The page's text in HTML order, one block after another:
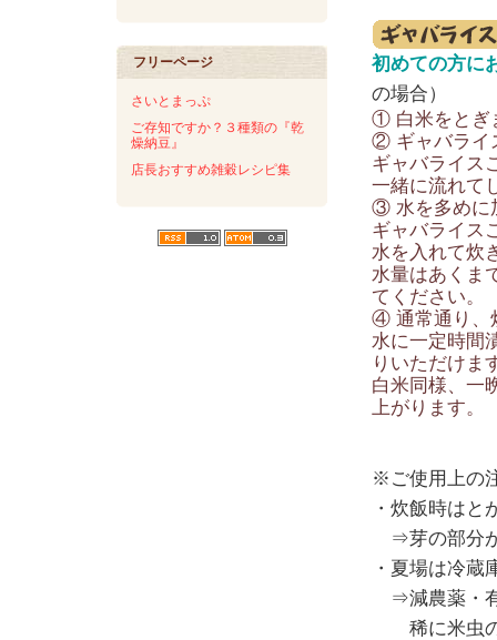
フリーページ
さいとまっぷ
ご存知ですか？３種類の『乾
燥納豆』
店長おすすめ雑穀レシピ集
初めての方に
の場合）
① 白米をとぎ
② ギャバライ
ギャバライス
一緒に流れて
③ 水を多めに
ギャバライス
水を入れて炊
水量はあくま
てください。
④ 通常通り、
水に一定時間
りいただけま
白米同様、一
上がります。
※ご使用上の
・炊飯時はと
⇒芽の部分が
・夏場は冷蔵
⇒減農薬・
稀に米虫の